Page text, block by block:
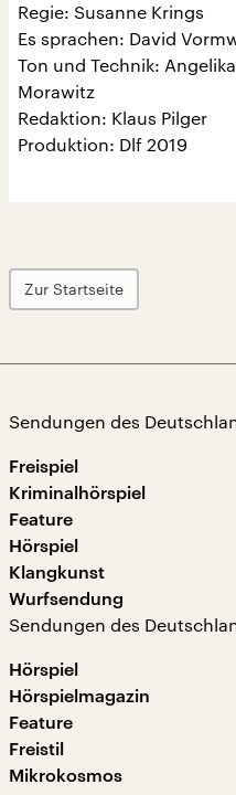
Regie: Susanne Krings
Es sprachen: David
Ton und Technik:
Morawitz
Redaktion: Klaus Pilger
Produktion: Dlf 2019
Zur Startseite
Sendungen des
Freispiel
Kriminalhörspiel
Feature
Hörspiel
Klangkunst
Wurfsendung
Sendungen des
Hörspiel
Hörspielmagazin
Feature
Freistil
Mikrokosmos